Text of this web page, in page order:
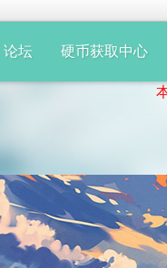
论坛 硬币获取中心
本站